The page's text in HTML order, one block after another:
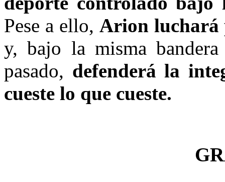
Pese a ello, Arion luchará
y, bajo la misma
pasado, defenderá la
cueste lo que cueste.